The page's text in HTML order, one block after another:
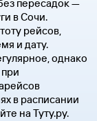
пересадок —
в Сочи.
рейсов,
и дату.
однако
в расписании
на Туту.ру.